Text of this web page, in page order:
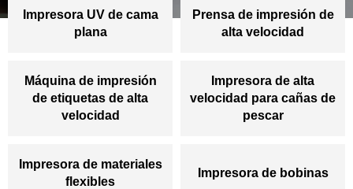
Impresora UV de cama
plana
Prensa de impresión de
alta velocidad
Máquina de impresión
de etiquetas de alta
velocidad
Impresora de alta
velocidad para cañas de
pescar
Impresora de materiales
flexibles
Impresora de bobinas